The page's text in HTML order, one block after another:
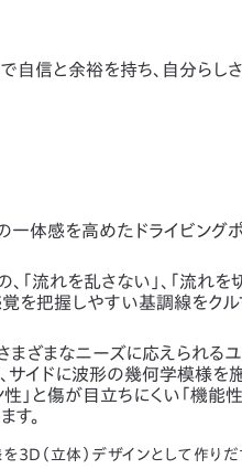
自信と余裕を持ち、自分らし
一体感を高めたドライビング
流れを乱さない」、「流れを切
覚を把握しやすい基調線をク
ざまなニーズに応えられるユ
サイドに波形の幾何学模様を
」と傷が目立ちにくい「機能
す。
（立体）デザインとして作りだ